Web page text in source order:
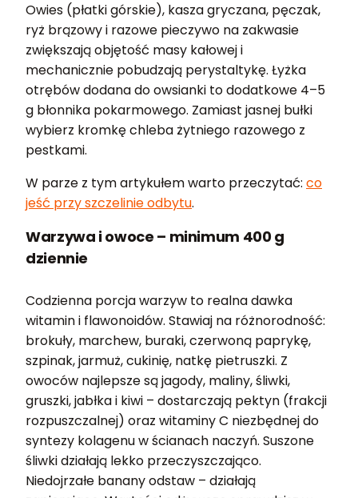
Owies (płatki górskie), kasza gryczana, pęczak,
ryż brązowy i razowe pieczywo na zakwasie
zwiększają objętość masy kałowej i
mechanicznie pobudzają perystaltykę. Łyżka
otrębów dodana do owsianki to dodatkowe 4–5
g błonnika pokarmowego. Zamiast jasnej bułki
wybierz kromkę chleba żytniego razowego z
pestkami.
W parze z tym artykułem warto przeczytać: co
jeść przy szczelinie odbytu.
Warzywa i owoce – minimum 400 g
dziennie
Codzienna porcja warzyw to realna dawka
witamin i flawonoidów. Stawiaj na różnorodność:
brokuły, marchew, buraki, czerwoną paprykę,
szpinak, jarmuż, cukinię, natkę pietruszki. Z
owoców najlepsze są jagody, maliny, śliwki,
gruszki, jabłka i kiwi – dostarczają pektyn (frakcji
rozpuszczalnej) oraz witaminy C niezbędnej do
syntezy kolagenu w ścianach naczyń. Suszone
śliwki działają lekko przeczyszczająco.
Niedojrzałe banany odstaw – działają